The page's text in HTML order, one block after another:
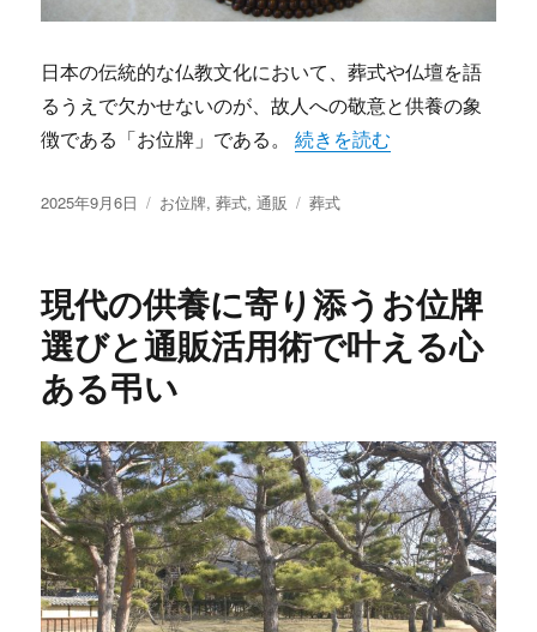
日本の伝統的な仏教文化において、葬式や仏壇を語
るうえで欠かせないのが、故人への敬意と供養の象
徴である「お位牌」である。“お位牌を通じて現代と伝
続きを読む
投
2025年9月6日
カ
ー
お位牌,葬式,通販
タ
葬式
現代の供養に寄り添うお位牌
選びと通販活用術で叶える心
ある弔い